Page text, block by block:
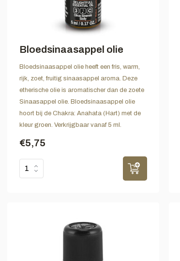
Bloedsinaasappel olie
Bloedsinaasappel olie heeft een fris, warm,
rijk, zoet, fruitig sinaasappel aroma. Deze
etherische olie is aromatischer dan de zoete
Sinaasappel olie. Bloedsinaasappel olie
hoort bij de Chakra: Anahata (Hart) met de
kleur groen. Verkrijgbaar vanaf 5 ml.
€5,75